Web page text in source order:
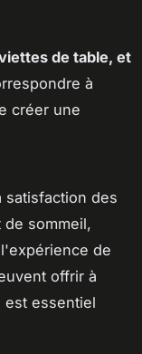
de table, et
à
créer une
satisfaction des
sommeil,
de
offrir à
est essentiel